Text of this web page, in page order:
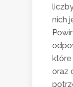
nich
które
oraz